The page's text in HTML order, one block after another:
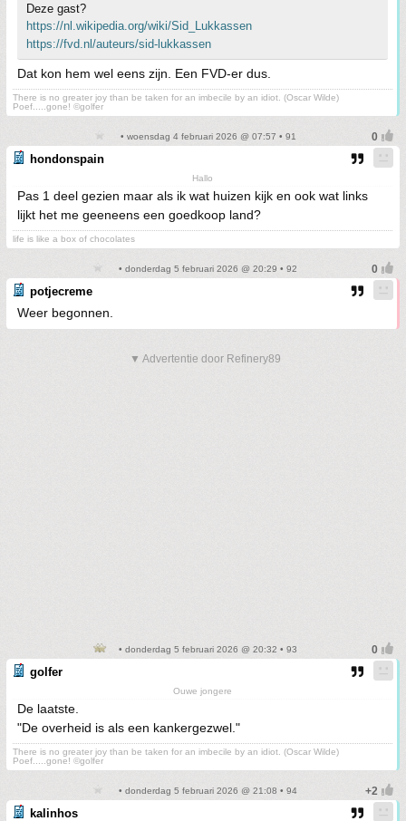
Deze gast?
https://nl.wikipedia.org/wiki/Sid_Lukkassen
https://fvd.nl/auteurs/sid-lukkassen
Dat kon hem wel eens zijn. Een FVD-er dus.
There is no greater joy than be taken for an imbecile by an idiot. (Oscar Wilde)
Poef.....gone! ©golfer
• woensdag 4 februari 2026 @ 07:57 • 91
hondonspain
Hallo
Pas 1 deel gezien maar als ik wat huizen kijk en ook wat links
lijkt het me geeneens een goedkoop land?
life is like a box of chocolates
• donderdag 5 februari 2026 @ 20:29 • 92
potjecreme
Weer begonnen.
▼ Advertentie door Refinery89
• donderdag 5 februari 2026 @ 20:32 • 93
golfer
Ouwe jongere
De laatste.
"De overheid is als een kankergezwel."
There is no greater joy than be taken for an imbecile by an idiot. (Oscar Wilde)
Poef.....gone! ©golfer
• donderdag 5 februari 2026 @ 21:08 • 94
kalinhos